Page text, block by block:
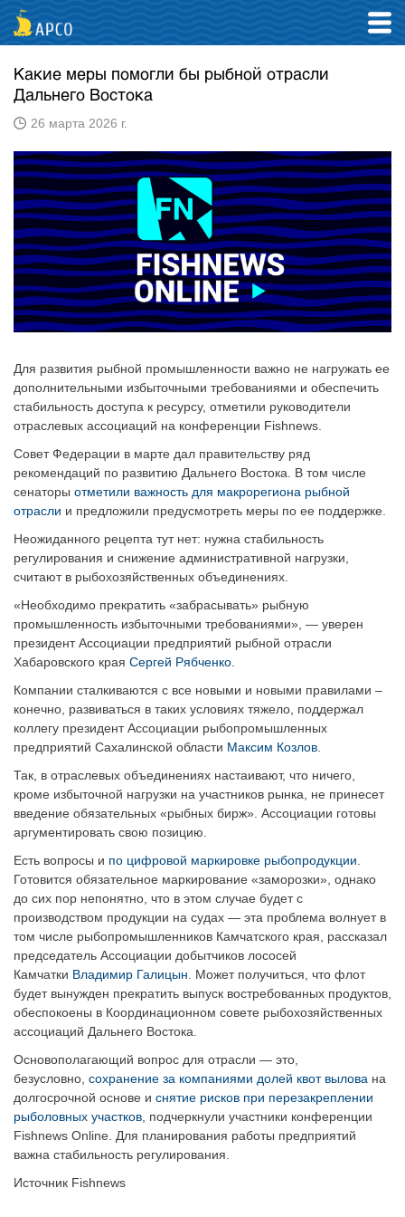
Какие меры помогли бы рыбной отрасли
Дальнего Востока
26 марта 2026 г.
Для развития рыбной промышленности важно не нагружать ее
дополнительными избыточными требованиями и обеспечить
стабильность доступа к ресурсу, отметили руководители
отраслевых ассоциаций на конференции Fishnews.
Совет Федерации в марте дал правительству ряд
рекомендаций по развитию Дальнего Востока. В том числе
сенаторы отметили важность для макрорегиона рыбной
отрасли и предложили предусмотреть меры по ее поддержке.
Неожиданного рецепта тут нет: нужна стабильность
регулирования и снижение административной нагрузки,
считают в рыбохозяйственных объединениях.
«Необходимо прекратить «забрасывать» рыбную
промышленность избыточными требованиями», — уверен
президент Ассоциации предприятий рыбной отрасли
Хабаровского края Сергей Рябченко
Компании сталкиваются с все новыми и новыми правилами –
конечно, развиваться в таких условиях тяжело, поддержал
коллегу президент Ассоциации рыбопромышленных
предприятий Сахалинской области Максим Козлов
Так, в отраслевых объединениях настаивают, что ничего,
кроме избыточной нагрузки на участников рынка, не принесет
введение обязательных «рыбных бирж». Ассоциации готовы
аргументировать свою позицию.
Есть вопросы и по цифровой маркировке рыбопродукции
Готовится обязательное маркирование «заморозки», однако
до сих пор непонятно, что в этом случае будет с
производством продукции на судах — эта проблема волнует в
том числе рыбопромышленников Камчатского края, рассказал
председатель Ассоциации добытчиков лососей
Камчатки Владимир Галицын . Может получиться, что флот
будет вынужден прекратить выпуск востребованных продуктов,
обеспокоены в Координационном совете рыбохозяйственных
ассоциаций Дальнего Востока.
Основополагающий вопрос для отрасли — это,
безусловно, сохранение за компаниями долей квот вылова на
долгосрочной основе и снятие рисков при перезакреплении
рыболовных участков , подчеркнули участники конференции
Fishnews Online. Для планирования работы предприятий
важна стабильность регулирования.
Источник Fishnews